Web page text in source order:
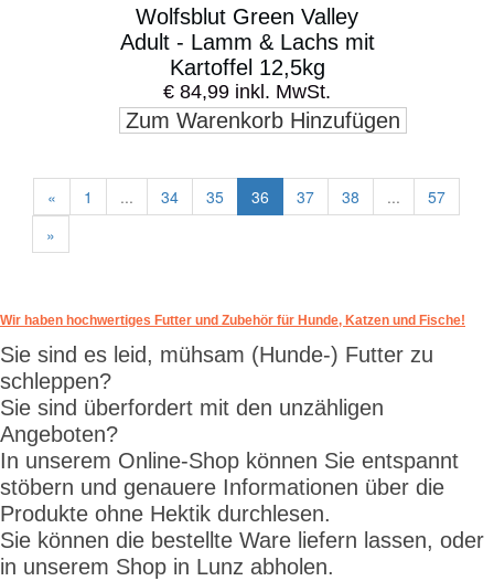
Wolfsblut Green Valley
Adult - Lamm & Lachs mit
Kartoffel 12,5kg
€ 84,99 inkl. MwSt.
Zum Warenkorb Hinzufügen
« 1 ... 34 35 36 37 38 ...
57
»
Wir haben hochwertiges Futter und Zubehör für Hunde, Katzen und Fische!
Sie sind es leid, mühsam (Hunde-) Futter zu
schleppen?
Sie sind überfordert mit den unzähligen
Angeboten?
In unserem Online-Shop können Sie entspannt
stöbern und genauere Informationen über die
Produkte ohne Hektik durchlesen.
Sie können die bestellte Ware liefern lassen, oder
in unserem Shop in Lunz abholen.